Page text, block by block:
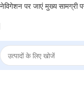
नेविगेशन पर जाएं मुख्य सामग्री
– for Retail outlets,